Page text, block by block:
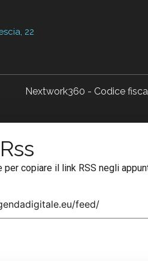
22
Nextwork360 - Codice
per copiare il link RSS negli